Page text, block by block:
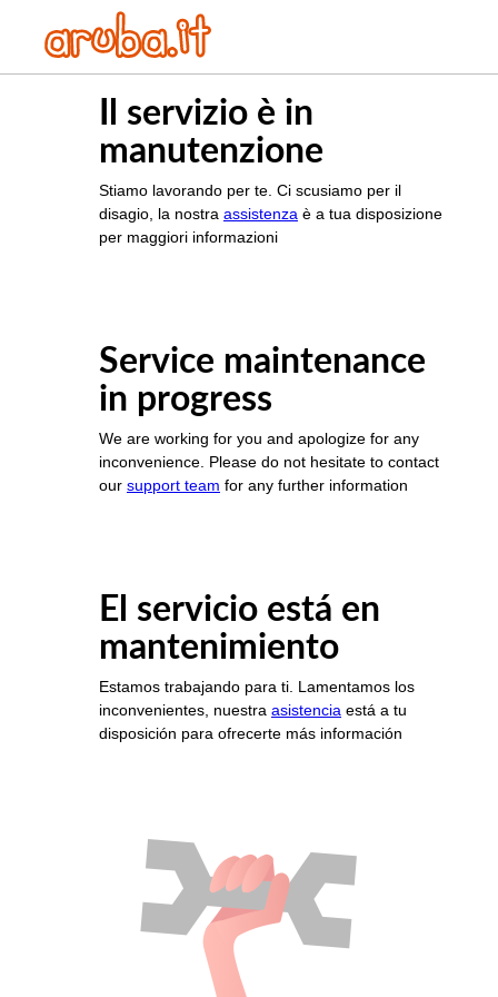
Il servizio è in
manutenzione
Stiamo lavorando per te. Ci scusiamo per il
disagio, la nostra assistenza è a tua disposizione
per maggiori informazioni
Service maintenance
in progress
We are working for you and apologize for any
inconvenience. Please do not hesitate to contact
our support team for any further information
El servicio está en
mantenimiento
Estamos trabajando para ti. Lamentamos los
inconvenientes, nuestra asistencia está a tu
disposición para ofrecerte más información